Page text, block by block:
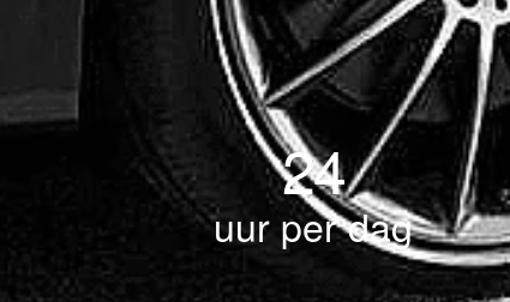
24
uur per dag